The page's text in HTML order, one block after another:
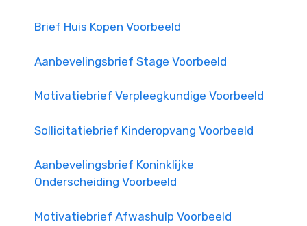
Brief Huis Kopen Voorbeeld
Aanbevelingsbrief Stage Voorbeeld
Motivatiebrief Verpleegkundige Voorbeeld
Sollicitatiebrief Kinderopvang Voorbeeld
Aanbevelingsbrief Koninklijke
Onderscheiding Voorbeeld
Motivatiebrief Afwashulp Voorbeeld